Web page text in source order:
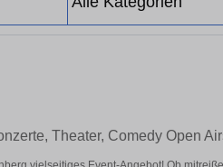
Theater, Comedy Open